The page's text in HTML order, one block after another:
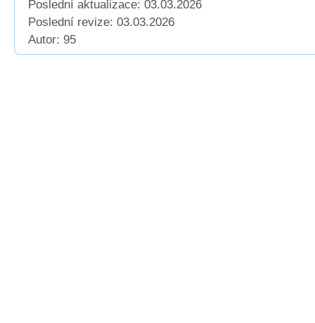
Poslední aktualizace: 03.03.2026
Poslední revize: 03.03.2026
Autor: 95